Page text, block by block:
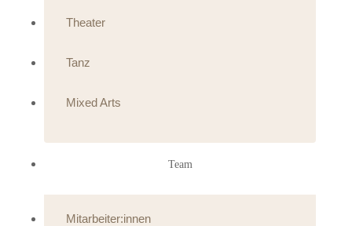
Theater
Tanz
Mixed Arts
Team
Mitarbeiter:innen